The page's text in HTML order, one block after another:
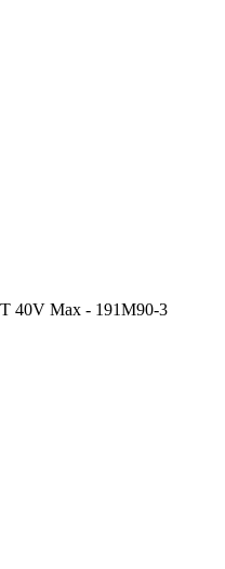
40V Max - 191M90-3